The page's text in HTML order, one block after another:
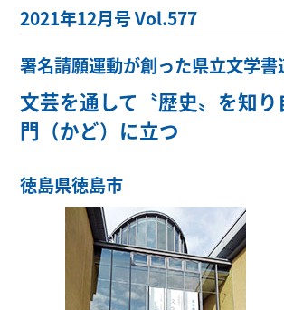
2021年12月号 Vol.577
署名請願運動が創った県立文学書
文芸を通して〝歴史〟を知り
門（かど）に立つ
徳島県徳島市